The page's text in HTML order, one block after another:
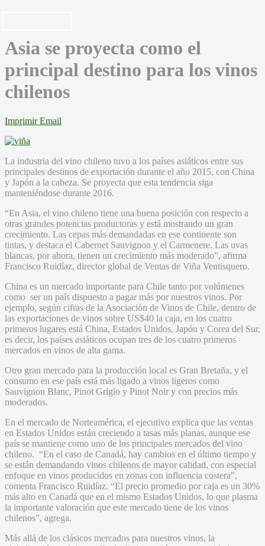
Asia se proyecta como el
principal destino para los vinos
chilenos
Imprimir Email
La industria del vino chileno tuvo a los países asiáticos entre sus
principales destinos de exportación durante el año 2015, con China
y Japón a la cabeza. Se proyecta que esta tendencia siga
manteniéndose durante 2016.
“En Asia, el vino chileno tiene una buena posición con respecto a
otras grandes potencias productoras y está mostrando un gran
crecimiento. Las cepas más demandadas en ese continente son
tintas, y destaca el Cabernet Sauvignon y el Carmenere. Las uvas
blancas, por ahora, tienen un crecimiento más moderado”, afirma
Francisco Ruidíaz, director global de Ventas de Viña Ventisquero.
China es un mercado importante para Chile tanto por volúmenes
como ser un país dispuesto a pagar más por nuestros vinos. Por
ejemplo, según cifras de la Asociación de Vinos de Chile, dentro de
las exportaciones de vinos sobre US$40 la caja, en los cuatro
primeros lugares está China, Estados Unidos, Japón y Corea del Sur,
es decir, los países asiáticos ocupan tres de los cuatro primeros
mercados en vinos de alta gama.
Otro gran mercado para la producción local es Gran Bretaña, y el
consumo en ese país está más ligado a vinos ligeros como
Sauvignon Blanc, Pinot Grigio y Pinot Noir y con precios más
moderados.
En el mercado de Norteamérica, el ejecutivo explica que las ventas
en Estados Unidos están creciendo a tasas más planas, aunque ese
país se mantiene como uno de los principales mercados del vino
chileno. “En el caso de Canadá, hay cambios en el último tiempo y
se están demandando vinos chilenos de mayor calidad, con especial
enfoque en vinos producidos en zonas con influencia costera”,
comenta Francisco Ruidíaz. “El precio promedio por caja es un 30%
más alto en Canadá que en el mismo Estados Unidos, lo que plasma
la importante valoración que este mercado tiene de los vinos
chilenos”, agrega.
Más allá de los clásicos mercados para nuestros vinos, la